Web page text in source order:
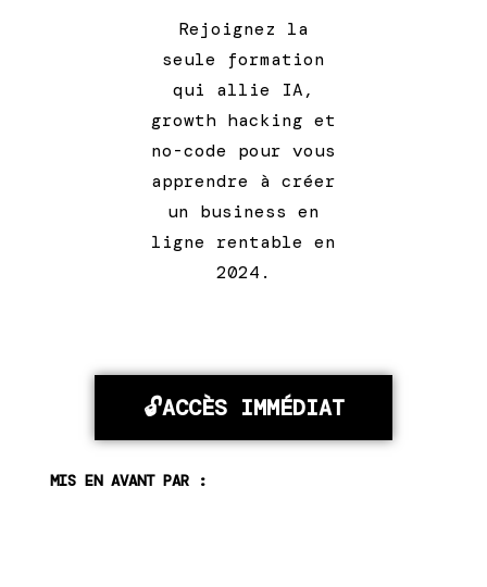
Rejoignez la
seule formation
qui allie IA,
growth hacking et
no-code pour vous
apprendre à créer
un business en
ligne rentable en
2024.
🔓ACCÈS IMMÉDIAT
MIS EN AVANT PAR :